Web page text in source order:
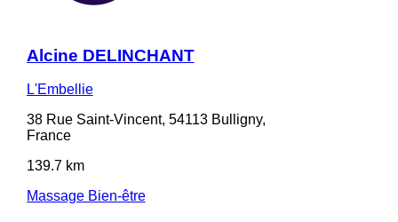
Alcine DELINCHANT
L'Embellie
38 Rue Saint-Vincent, 54113 Bulligny,
France
139.7 km
Massage Bien-être